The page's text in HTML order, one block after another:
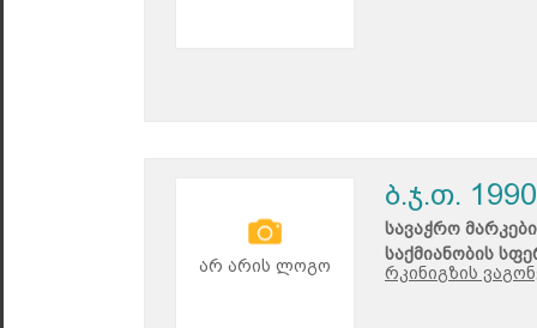
არ არის ლოგო
ბ.ჯ.თ. 1990
სავაჭრო
საქმიანობის
რკინიგზის